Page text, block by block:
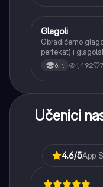
Srpski jezik
Glagoli
Obradićemo
perfekat) i
(infinitiv,
(svršeni i
6. r. 1,492
Učenici
4.6/5App